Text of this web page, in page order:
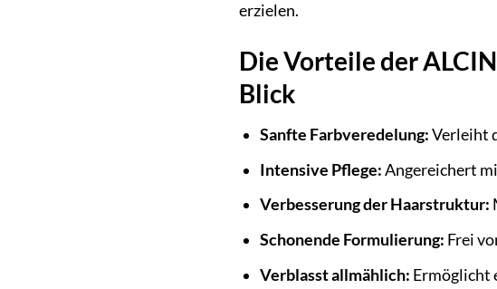
erzielen.
Die Vorteile der
Blick
Sanfte Farbveredelung:Verleiht
Intensive Pflege:Angereichert
Verbesserung der Haarstruktur:
Schonende Formulierung: Frei
Verblasst allmählich: Ermöglicht